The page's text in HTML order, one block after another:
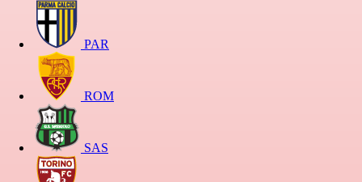
PAR
ROM
SAS